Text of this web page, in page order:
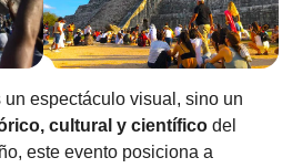
espectáculo visual, sino un
cultural y científico del
este evento posiciona a